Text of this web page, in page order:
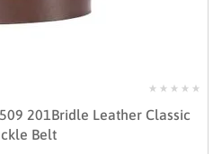
201Bridle Leather Classic
Belt